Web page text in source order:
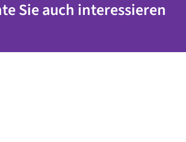
Sie auch interessieren